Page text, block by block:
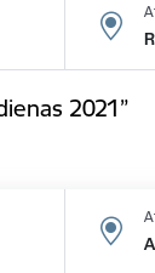
2021”